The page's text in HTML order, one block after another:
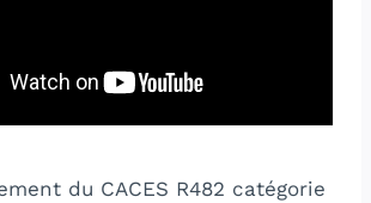
du CACES R482 catégorie